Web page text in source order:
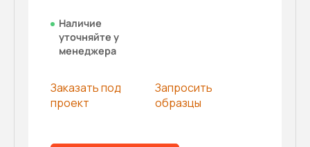
Наличие
уточняйте у
менеджера
Заказать под
проект
Запросить
образцы